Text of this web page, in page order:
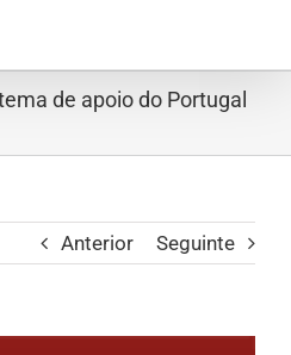
de apoio do Portugal
Anterior Seguinte